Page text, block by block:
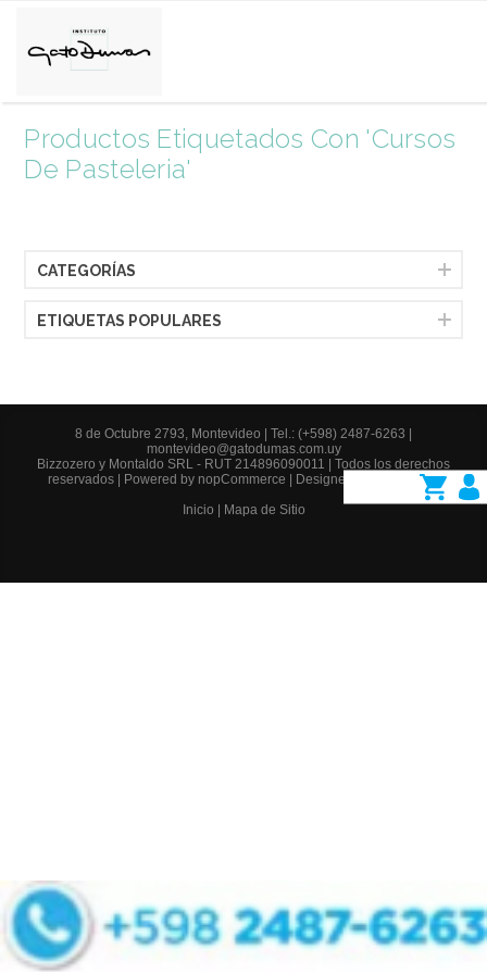
Productos Etiquetados Con 'cursos
De Pasteleria'
CATEGORÍAS
ETIQUETAS POPULARES
8 de Octubre 2793, Montevideo | Tel.: (+598) 2487-6263
montevideo@gatodumas.com.uy
Bizzozero y Montaldo SRL - RUT 214896090011 | Todos los derechos
reservados | Powered by nopCommerce | Designed by
AgileWorks
Inicio
Mapa de Sitio